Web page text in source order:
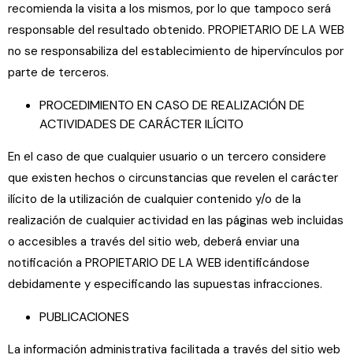
recomienda la visita a los mismos, por lo que tampoco será
responsable del resultado obtenido. PROPIETARIO DE LA WEB
no se responsabiliza del establecimiento de hipervínculos por
parte de terceros.
PROCEDIMIENTO EN CASO DE REALIZACIÓN DE
ACTIVIDADES DE CARÁCTER ILÍCITO
En el caso de que cualquier usuario o un tercero considere
que existen hechos o circunstancias que revelen el carácter
ilícito de la utilización de cualquier contenido y/o de la
realización de cualquier actividad en las páginas web incluidas
o accesibles a través del sitio web, deberá enviar una
notificación a PROPIETARIO DE LA WEB identificándose
debidamente y especificando las supuestas infracciones.
PUBLICACIONES
La información administrativa facilitada a través del sitio web